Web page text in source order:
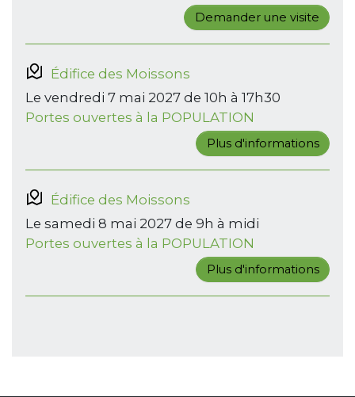
Demander une visite
Édifice des Moissons
Le vendredi 7 mai 2027 de 10h à 17h30
Portes ouvertes à la POPULATION
Plus d'informations
Édifice des Moissons
Le samedi 8 mai 2027 de 9h à midi
Portes ouvertes à la POPULATION
Plus d'informations